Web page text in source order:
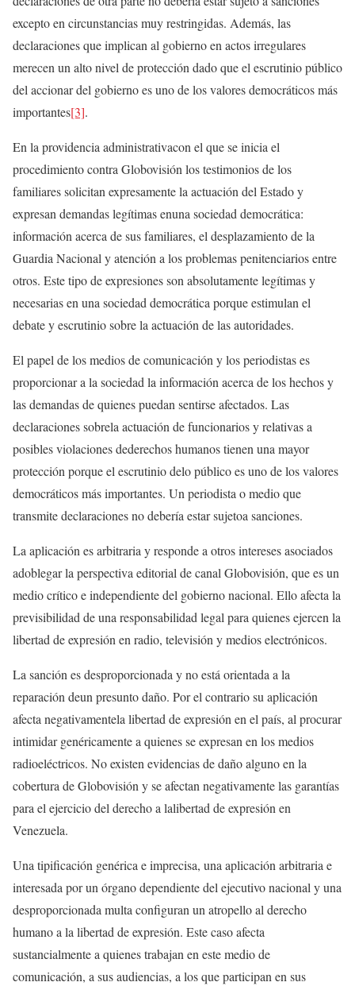
excepto en circunstancias muy restringidas. Además, las
declaraciones que implican al gobierno en actos irregulares
merecen un alto nivel de protección dado que el escrutinio público
del accionar del gobierno es uno de los valores democráticos más
importantes[3].
En la providencia administrativacon el que se inicia el
procedimiento contra Globovisión los testimonios de los
familiares solicitan expresamente la actuación del Estado y
expresan demandas legítimas enuna sociedad democrática:
información acerca de sus familiares, el desplazamiento de la
Guardia Nacional y atención a los problemas penitenciarios entre
otros. Este tipo de expresiones son absolutamente legítimas y
necesarias en una sociedad democrática porque estimulan el
debate y escrutinio sobre la actuación de las autoridades.
El papel de los medios de comunicación y los periodistas es
proporcionar a la sociedad la información acerca de los hechos y
las demandas de quienes puedan sentirse afectados. Las
declaraciones sobrela actuación de funcionarios y relativas a
posibles violaciones dederechos humanos tienen una mayor
protección porque el escrutinio delo público es uno de los valores
democráticos más importantes. Un periodista o medio que
transmite declaraciones no debería estar sujetoa sanciones.
La aplicación es arbitraria y responde a otros intereses asociados
adoblegar la perspectiva editorial de canal Globovisión, que es un
medio crítico e independiente del gobierno nacional. Ello afecta la
previsibilidad de una responsabilidad legal para quienes ejercen la
libertad de expresión en radio, televisión y medios electrónicos.
La sanción es desproporcionada y no está orientada a la
reparación deun presunto daño. Por el contrario su aplicación
afecta negativamentela libertad de expresión en el país, al procurar
intimidar genéricamente a quienes se expresan en los medios
radioeléctricos. No existen evidencias de daño alguno en la
cobertura de Globovisión y se afectan negativamente las garantías
para el ejercicio del derecho a lalibertad de expresión en
Venezuela.
Una tipificación genérica e imprecisa, una aplicación arbitraria e
interesada por un órgano dependiente del ejecutivo nacional y una
desproporcionada multa configuran un atropello al derecho
humano a la libertad de expresión. Este caso afecta
sustancialmente a quienes trabajan en este medio de
comunicación, a sus audiencias, a los que participan en sus